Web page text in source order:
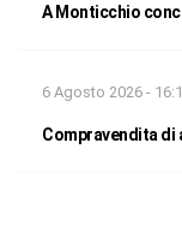
A Monticchio
6 Agosto 2026 -
Compravendita di